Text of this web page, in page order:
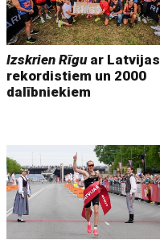
Izskrien Rīguar Latvijas
rekordistiem un 2000
dalībniekiem